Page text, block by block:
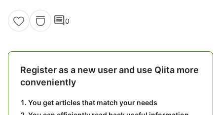
comment0
Register as a new user and use Qiita more
conveniently
You get articles that match your needs